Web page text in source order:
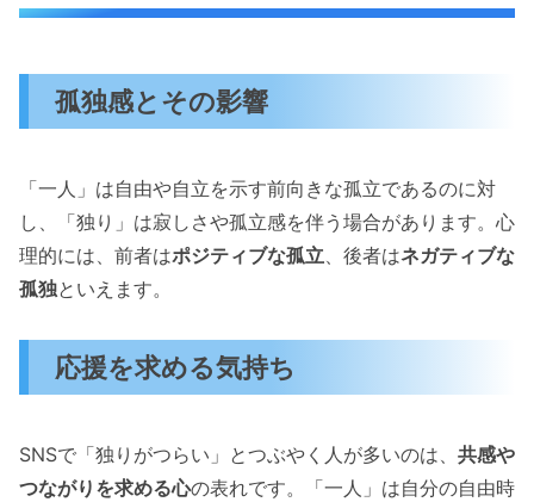
孤独感とその影響
「一人」は自由や自立を示す前向きな孤立であるのに対
し、「独り」は寂しさや孤立感を伴う場合があります。心
理的には、前者はポジティブな孤立、後者はネガティブな
孤独といえます。
応援を求める気持ち
SNSで「独りがつらい」とつぶやく人が多いのは、 共感や
つながりを求める心の表れです。「一人」は自分の自由時